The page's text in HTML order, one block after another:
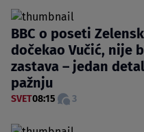
BBC o poseti
dočekao Vučić, nije
zastava – jedan
pažnju
SVET08:15 3